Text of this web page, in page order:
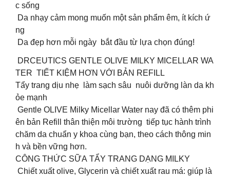
c sống
Da nhạy cảm mong muốn một sản phẩm êm, ít kích ứ
ng
Da đẹp hơn mỗi ngày bắt đầu từ lựa chọn đúng!
DRCEUTICS GENTLE OLIVE MILKY MICELLAR WA
TER TIẾT KIỆM HƠN VỚI BẢN REFILL
Tẩy trang dịu nhẹ làm sạch sâu nuôi dưỡng làn da kh
ỏe mạnh
Gentle OLIVE Milky Micellar Water nay đã có thêm phi
ên bản Refill thân thiện môi trường tiếp tục hành trình
chăm da chuẩn y khoa cùng bạn, theo cách thông min
h và bền vững hơn.
CÔNG THỨC SỮA TẨY TRANG DẠNG MILKY
Chiết xuất olive, Glycerin và chiết xuất rau má: giúp là